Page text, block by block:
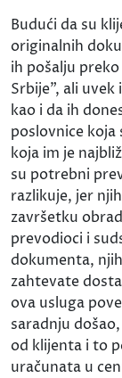
Budući da su
originalnih
ih pošalju
Srbije", ali
kao i da ih
poslovnice
koja im je
su potrebni
razlikuje, jer
završetku
prevodioci i
dokumenta,
zahtevate
ova usluga
saradnju
od klijenta i to
uračunata u